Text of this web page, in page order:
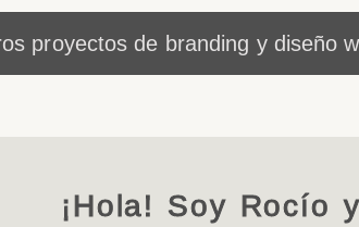
proyectos de branding y diseño
¡Hola! Soy Rocío